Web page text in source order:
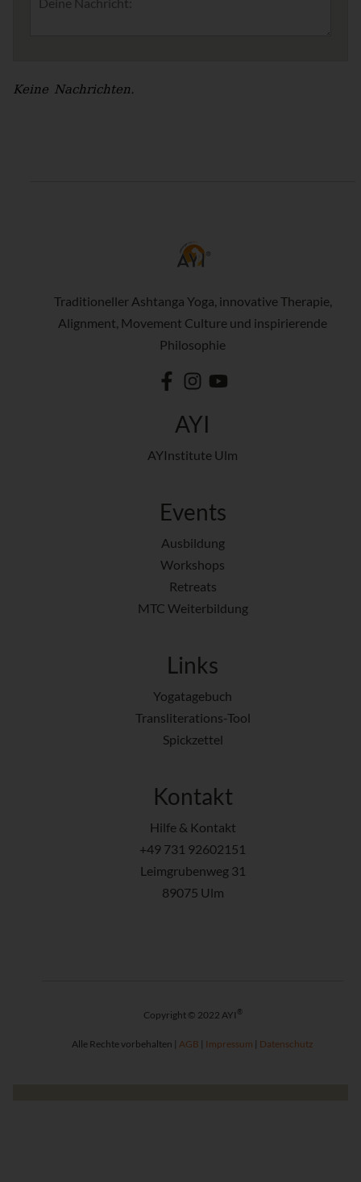
Keine Nachrichten.
Traditioneller Ashtanga Yoga, innovative Therapie,
Alignment, Movement Culture und inspirierende
Philosophie
AYI
AYInstitute Ulm
Events
Ausbildung
Workshops
Retreats
MTC Weiterbildung
Links
Yogatagebuch
Transliterations-Tool
Spickzettel
Kontakt
Hilfe & Kontakt
+49 731 92602151
Leimgrubenweg 31
89075 Ulm
Copyright © 2022 AYI ®
Alle Rechte vorbehalten | AGB | Impressum | Datenschutz